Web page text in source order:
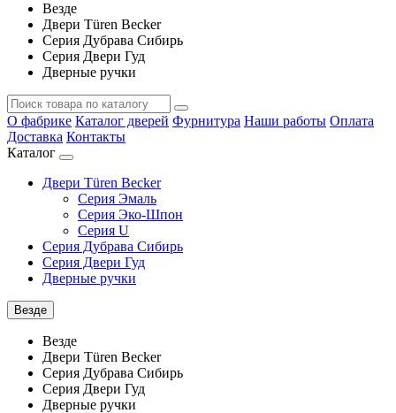
Везде
Двери Türen Becker
Серия Дубрава Сибирь
Серия Двери Гуд
Дверные ручки
О фабрике Каталог дверей Фурнитура Наши работы Оплата
Доставка Контакты
Каталог
Двери Türen Becker
Серия Эмаль
Серия Эко-Шпон
Серия U
Серия Дубрава Сибирь
Серия Двери Гуд
Дверные ручки
Везде
Везде
Двери Türen Becker
Серия Дубрава Сибирь
Серия Двери Гуд
Дверные ручки